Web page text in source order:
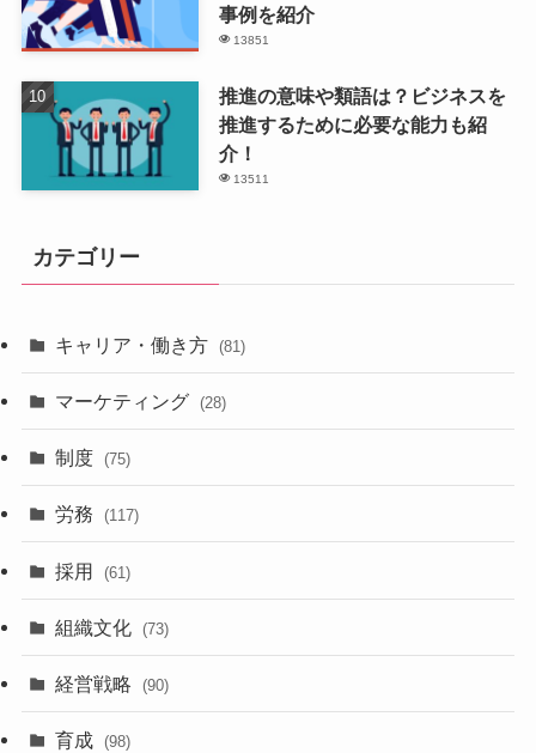
事例を紹介
13851
推進の意味や類語は？ビジネスを
推進するために必要な能力も紹
介！
13511
カテゴリー
キャリア・働き方 (81)
マーケティング (28)
制度 (75)
労務 (117)
採用 (61)
組織文化 (73)
経営戦略 (90)
育成 (98)